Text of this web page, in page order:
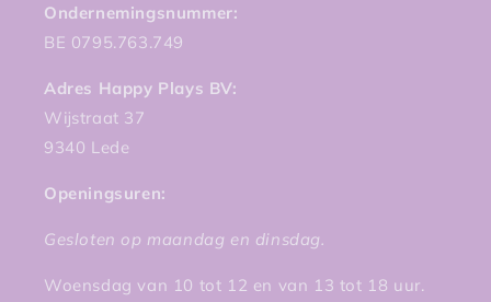
Ondernemingsnummer:
BE 0795.763.749
Adres Happy Plays BV:
Wijstraat 37
9340 Lede
Openingsuren:
Gesloten op maandag en dinsdag.
Woensdag van 10 tot 12 en van 13 tot 18 uur.